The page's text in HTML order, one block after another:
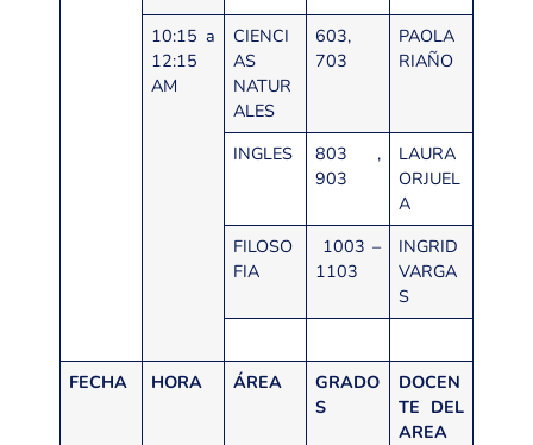
10:15 a
12:15
AM
CIENCI
AS
NATUR
ALES
603,
703
PAOLA
RIAÑO
INGLES
803 ,
903
LAURA
ORJUEL
A
FILOSO
FIA
1003 –
1103
INGRID
VARGA
S
FECHA HORA ÁREA
GRADO
S
DOCEN
TE DEL
AREA